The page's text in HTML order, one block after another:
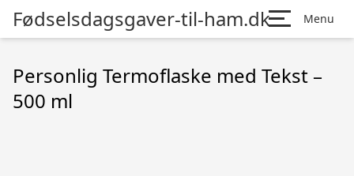
Fødselsdagsgaver-til-ham.dk Menu
Personlig Termoflaske med Tekst –
500 ml